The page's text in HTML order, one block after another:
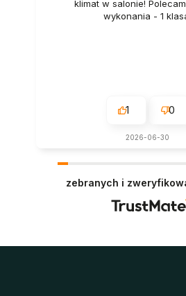
klimat w salonie!
wykonania - 1
1 0
2026-06-30
zebranych i